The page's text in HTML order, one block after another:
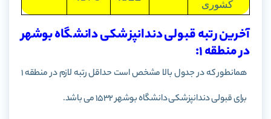
کشوری
آخرین رتبه قبولی دندانپزشکی دانشگاه بوشهر
در منطقه 1:
همانطور که در جدول بالا مشخص است حداقل رتبه لازم در منطقه 1
برای قبولی دندانپزشکی دانشگاه بوشهر 1532 می باشد.